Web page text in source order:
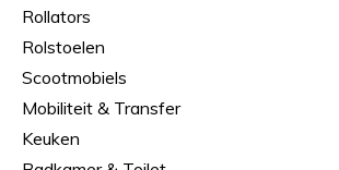
Rollators
Rolstoelen
Scootmobiels
Mobiliteit & Transfer
Keuken